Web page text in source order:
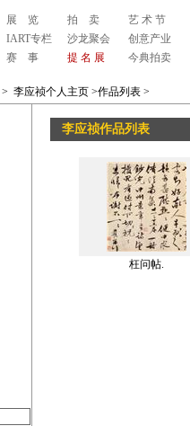
展 览
IART专栏
赛 事
拍 卖
沙龙聚会
提 名 展
艺 术 节
创意产业
今典拍卖
> 李应祯个人主页 >作品列表 >
李应祯作品列表
枉问帖.